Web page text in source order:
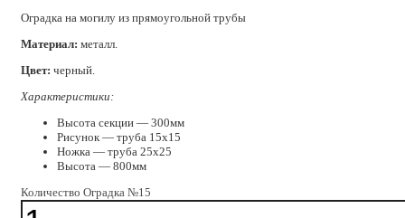
Оградка на могилу из прямоугольной трубы
Материал: металл.
Цвет: черный.
Характеристики:
Высота секции — 300мм
Рисунок — труба 15х15
Ножка — труба 25х25
Высота — 800мм
Количество Оградка №15